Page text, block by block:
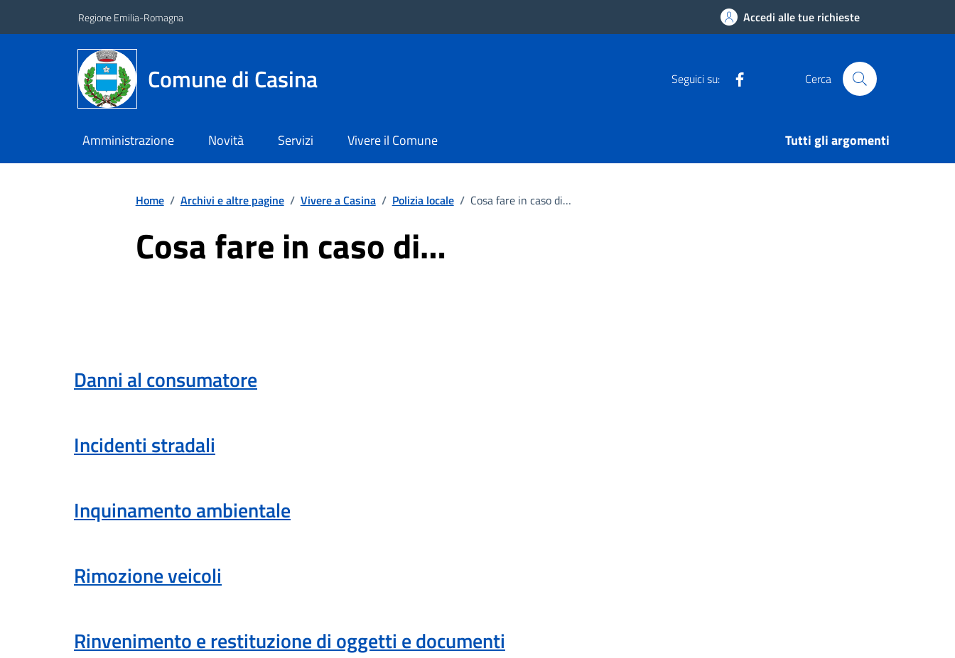
Regione Emilia-Romagna Accedi alle tue richieste
Comune di Casina Seguici su: Cerca
Amministrazione Novità Servizi Vivere il Comune Tutti gli argomenti
Home / Archivi e altre pagine / Vivere a Casina / Polizia locale / Cosa fare in caso di…
Cosa fare in caso di…
Danni al consumatore
Incidenti stradali
Inquinamento ambientale
Rimozione veicoli
Rinvenimento e restituzione di oggetti e documenti